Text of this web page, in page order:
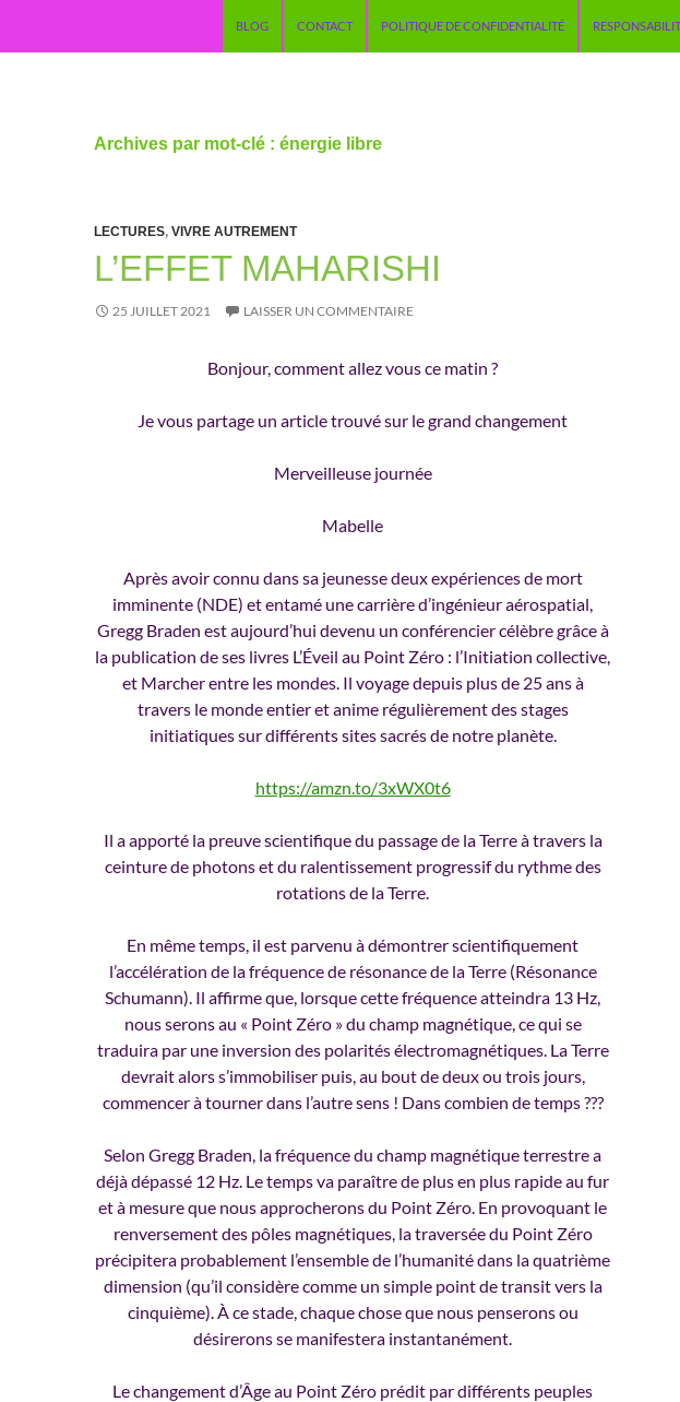
BLOG
CONTACT POLITIQUE DE CONFIDENTIALITÉ
Archives par mot-clé : énergie libre
LECTURES, VIVRE AUTREMENT
L’EFFET MAHARISHI
25 JUILLET 2021 LAISSER UN COMMENTAIRE
Bonjour, comment allez vous ce matin ?
Je vous partage un article trouvé sur le grand changement
Merveilleuse journée
Mabelle
Après avoir connu dans sa jeunesse deux expériences de mort
imminente (NDE) et entamé une carrière d’ingénieur aérospatial,
Gregg Braden est aujourd’hui devenu un conférencier célèbre grâce à
la publication de ses livres L’Éveil au Point Zéro : l’Initiation collective,
et Marcher entre les mondes. Il voyage depuis plus de 25 ans à
travers le monde entier et anime régulièrement des stages
initiatiques sur différents sites sacrés de notre planète.
https://amzn.to/3xWX0t6
Il a apporté la preuve scientifique du passage de la Terre à travers la
ceinture de photons et du ralentissement progressif du rythme des
rotations de la Terre.
En même temps, il est parvenu à démontrer scientifiquement
l’accélération de la fréquence de résonance de la Terre (Résonance
Schumann). Il affirme que, lorsque cette fréquence atteindra 13 Hz,
nous serons au « Point Zéro » du champ magnétique, ce qui se
traduira par une inversion des polarités électromagnétiques. La Terre
devrait alors s’immobiliser puis, au bout de deux ou trois jours,
commencer à tourner dans l’autre sens ! Dans combien de temps ???
Selon Gregg Braden, la fréquence du champ magnétique terrestre a
déjà dépassé 12 Hz. Le temps va paraître de plus en plus rapide au fur
et à mesure que nous approcherons du Point Zéro. En provoquant le
renversement des pôles magnétiques, la traversée du Point Zéro
précipitera probablement l’ensemble de l’humanité dans la quatrième
dimension (qu’il considère comme un simple point de transit vers la
cinquième). À ce stade, chaque chose que nous penserons ou
désirerons se manifestera instantanément.
Le changement d’Âge au Point Zéro prédit par différents peuples